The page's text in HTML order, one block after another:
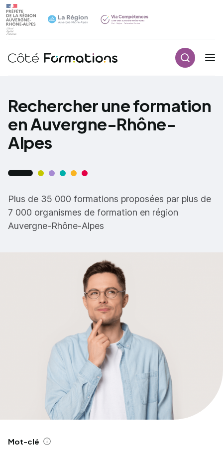
Navigation principale
Rechercher une formation
en Auvergne-Rhône-
Alpes
Plus de 35 000 formations proposées par plus de
7 000 organismes de formation en région
Auvergne-Rhône-Alpes
Mot-clé Aide